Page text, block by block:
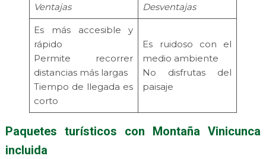
Ventajas Desventajas
Es más accesible y
rápido
Permite recorrer
distancias más largas
Tiempo de llegada es
corto
Es ruidoso con el
medio ambiente
No disfrutas del
paisaje
Paquetes turísticos con Montaña Vinicunca
incluida